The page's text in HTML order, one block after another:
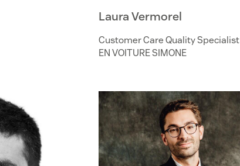
Laura Vermorel
Customer Care Quality Specialist
EN VOITURE SIMONE